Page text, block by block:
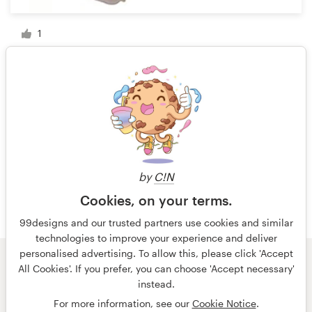
by C!N
Cookies, on your terms.
99designs and our trusted partners use cookies and similar
technologies to improve your experience and deliver
personalised advertising. To allow this, please click 'Accept
All Cookies'. If you prefer, you can choose 'Accept necessary'
instead.
For more information, see our Cookie Notice.
1
1 de 3
© 99designs
de Vista
Términos y condiciones
Privacidad